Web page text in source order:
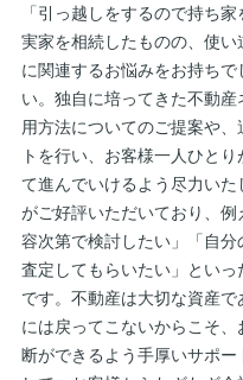
「引っ越しをするので持ち
実家を相続したものの、使
に関連するお悩みをお持ち
い。独自に培ってきた不動
用方法についてのご提案や
トを行い、お客様一人ひと
て進んでいけるよう尽力い
がご好評いただいており、
容次第で検討したい」「自
査定してもらいたい」とい
です。不動産は大切な資産
には戻ってこないからこそ
断ができるよう手厚いサポ